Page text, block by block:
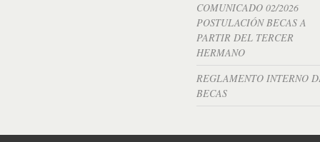
COMUNICADO 02/2026
POSTULACIÓN BECAS A
PARTIR DEL TERCER
HERMANO
REGLAMENTO INTERNO
BECAS